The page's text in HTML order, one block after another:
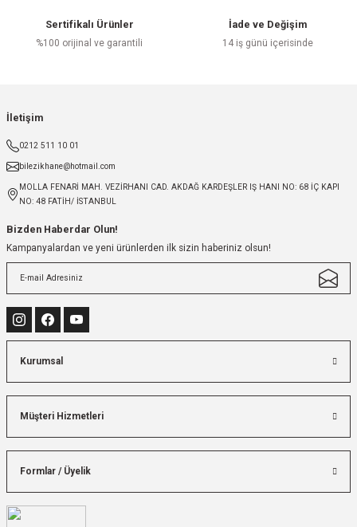
Sertifikalı Ürünler
%100 orijinal ve garantili
İade ve Değişim
14 iş günü içerisinde
İletişim
0212 511 10 01
bilezikhane@hotmail.com
MOLLA FENARİ MAH. VEZİRHANI CAD. AKDAĞ KARDEŞLER IŞ HANI NO: 68 İÇ KAPI
NO: 48 FATİH/ İSTANBUL
Bizden Haberdar Olun!
Kampanyalardan ve yeni ürünlerden ilk sizin haberiniz olsun!
Kurumsal
Müşteri Hizmetleri
Formlar / Üyelik